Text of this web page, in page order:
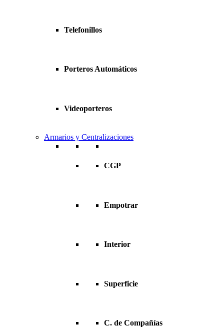
Telefonillos
Porteros Automáticos
Videoporteros
Armarios y Centralizaciones
CGP
Empotrar
Interior
Superficie
C. de Compañías